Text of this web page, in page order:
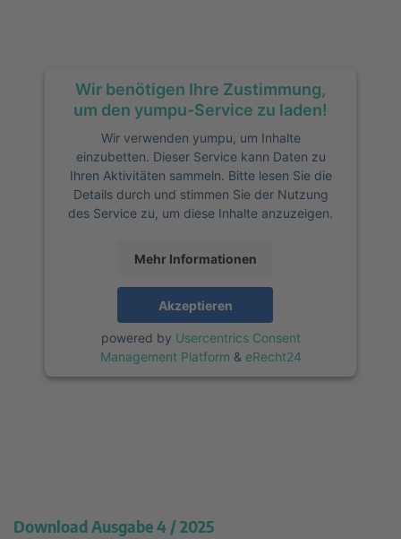
Wir benötigen Ihre Zustimmung,
um den yumpu-Service zu laden!
Wir verwenden yumpu, um Inhalte
einzubetten. Dieser Service kann Daten zu
Ihren Aktivitäten sammeln. Bitte lesen Sie die
Details durch und stimmen Sie der Nutzung
des Service zu, um diese Inhalte anzuzeigen.
Mehr Informationen
Akzeptieren
powered by Usercentrics Consent
Management Platform & eRecht24
Download Ausgabe 4 / 2025